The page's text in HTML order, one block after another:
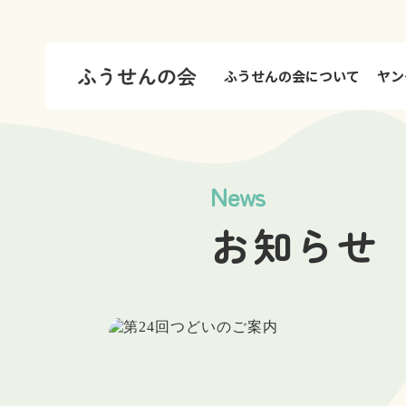
ふうせんの会について ヤ
News
お知らせ